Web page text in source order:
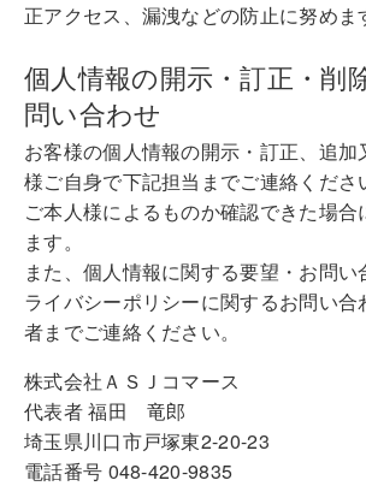
正アクセス、漏洩などの防止に努めま
個人情報の開示・訂正・削
問い合わせ
お客様の個人情報の開示・訂正、追加
様ご自身で下記担当までご連絡くださ
ご本人様によるものか確認できた場合
ます。
また、個人情報に関する要望・お問
ライバシーポリシーに関するお問い合
者までご連絡ください。
株式会社ＡＳＪコマース
代表者 福田 竜郎
埼玉県川口市戸塚東2-20-23
電話番号 048-420-9835